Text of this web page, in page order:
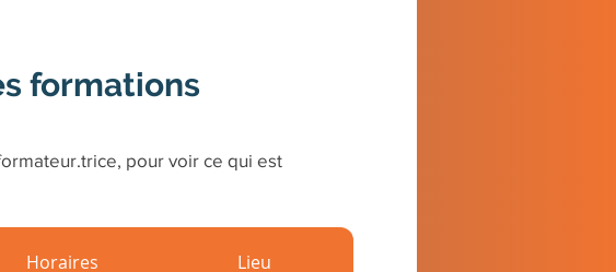
formations
pour voir ce qui est
Horaires Lieu